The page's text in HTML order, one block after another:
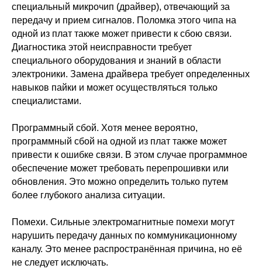
специальный микрочип (драйвер), отвечающий за
передачу и прием сигналов. Поломка этого чипа на
одной из плат также может привести к сбою связи.
Диагностика этой неисправности требует
специального оборудования и знаний в области
электроники. Замена драйвера требует определенных
навыков пайки и может осуществляться только
специалистами.
Программный сбой. Хотя менее вероятно,
программный сбой на одной из плат также может
привести к ошибке связи. В этом случае программное
обеспечение может требовать перепрошивки или
обновления. Это можно определить только путем
более глубокого анализа ситуации.
Помехи. Сильные электромагнитные помехи могут
нарушить передачу данных по коммуникационному
каналу. Это менее распространённая причина, но её
не следует исключать.